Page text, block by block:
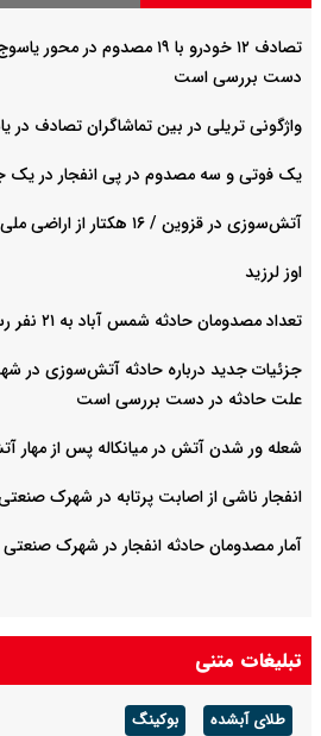
تصادف ۱۲ خودرو با ۱۹ مصدوم
دست بررسی است
واژگونی تریلی در بین تماشاگران تصادف در یاسوج؛ ۲۲ نفر
یک فوتی و سه مصدوم در پی انفجار در یک
آتش‌سوزی در قزوین / ۱۶ هکتار از اراضی ملی سوخت
اوز لرزید
تعداد مصدومان حادثه شمس آباد به ۲۱ نفر رسید
جزئیات جدید درباره حادثه آتش‌سوزی در
علت حادثه در دست بررسی است
شعله ور شدن آتش در میانکاله پس از مهار
انفجار ناشی از اصابت پرتابه در شهرک
آمار مصدومان حادثه انفجار در شهرک
تبلیغات متنی
طلای آبشده بوکینگ